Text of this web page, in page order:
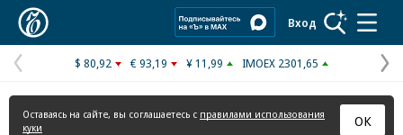
Вход
Предыдущая
страница
$ 80,92 € 93,19 ¥ 11,99 IMOEX 2301,65
Оставаясь на сайте, вы соглашаетесь с правилами использования
куки
ОК